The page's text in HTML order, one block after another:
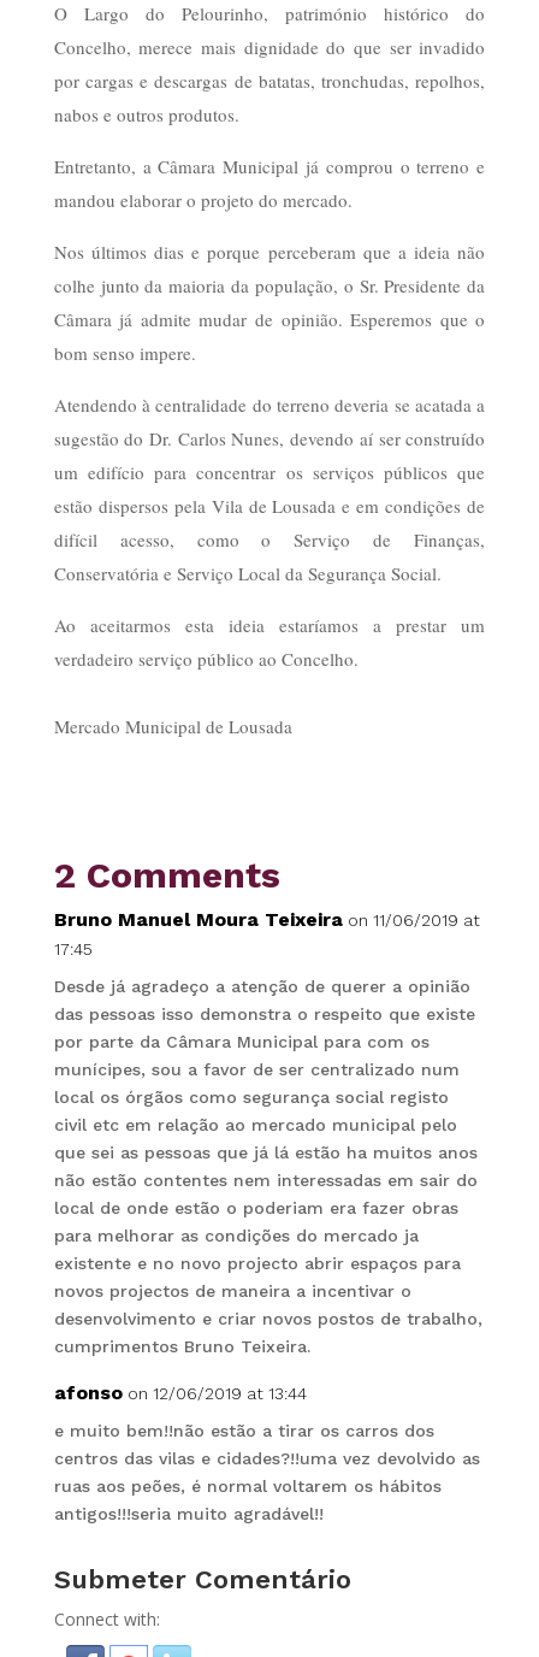
O Largo do Pelourinho, património histórico do
Concelho, merece mais dignidade do que ser invadido
por cargas e descargas de batatas, tronchudas, repolhos,
nabos e outros produtos.
Entretanto, a Câmara Municipal já comprou o terreno e
mandou elaborar o projeto do mercado.
Nos últimos dias e porque perceberam que a ideia não
colhe junto da maioria da população, o Sr. Presidente da
Câmara já admite mudar de opinião. Esperemos que o
bom senso impere.
Atendendo à centralidade do terreno deveria se acatada a
sugestão do Dr. Carlos Nunes, devendo aí ser construído
um edifício para concentrar os serviços públicos que
estão dispersos pela Vila de Lousada e em condições de
difícil acesso, como o Serviço de Finanças,
Conservatória e Serviço Local da Segurança Social.
Ao aceitarmos esta ideia estaríamos a prestar um
verdadeiro serviço público ao Concelho.
Mercado Municipal de Lousada
2 Comments
Bruno Manuel Moura Teixeira on 11/06/2019 at
17:45
Desde já agradeço a atenção de querer a opinião
das pessoas isso demonstra o respeito que existe
por parte da Câmara Municipal para com os
munícipes, sou a favor de ser centralizado num
local os órgãos como segurança social registo
civil etc em relação ao mercado municipal pelo
que sei as pessoas que já lá estão ha muitos anos
não estão contentes nem interessadas em sair do
local de onde estão o poderiam era fazer obras
para melhorar as condições do mercado ja
existente e no novo projecto abrir espaços para
novos projectos de maneira a incentivar o
desenvolvimento e criar novos postos de trabalho,
cumprimentos Bruno Teixeira.
afonso on 12/06/2019 at 13:44
e muito bem!!não estão a tirar os carros dos
centros das vilas e cidades?!!uma vez devolvido as
ruas aos peões, é normal voltarem os hábitos
antigos!!!seria muito agradável!!
Submeter Comentário
Connect with: